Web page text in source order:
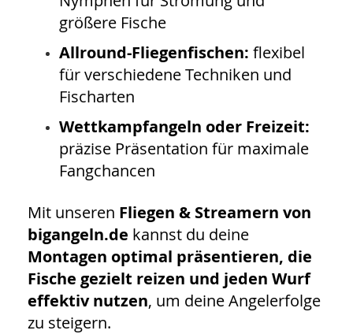
größere Fische
Allround-Fliegenfischen: flexibel
für verschiedene Techniken und
Fischarten
Wettkampfangeln oder Freizeit:
präzise Präsentation für maximale
Fangchancen
Mit unseren Fliegen & Streamern von
bigangeln.de kannst du deine
Montagen optimal präsentieren, die
Fische gezielt reizen und jeden Wurf
effektiv nutzen, um deine Angelerfolge
zu steigern.